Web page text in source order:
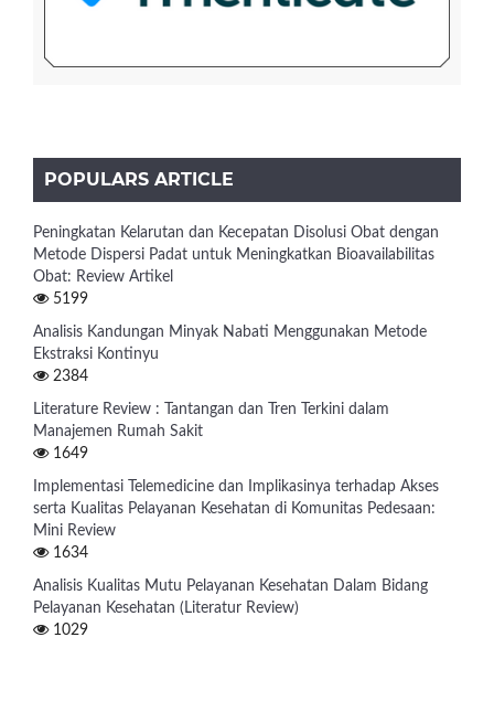
POPULARS ARTICLE
Peningkatan Kelarutan dan Kecepatan Disolusi Obat dengan
Metode Dispersi Padat untuk Meningkatkan Bioavailabilitas
Obat: Review Artikel
5199
Analisis Kandungan Minyak Nabati Menggunakan Metode
Ekstraksi Kontinyu
2384
Literature Review : Tantangan dan Tren Terkini dalam
Manajemen Rumah Sakit
1649
Implementasi Telemedicine dan Implikasinya terhadap Akses
serta Kualitas Pelayanan Kesehatan di Komunitas Pedesaan:
Mini Review
1634
Analisis Kualitas Mutu Pelayanan Kesehatan Dalam Bidang
Pelayanan Kesehatan (Literatur Review)
1029